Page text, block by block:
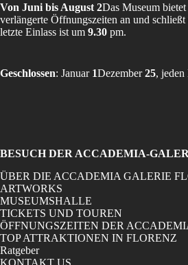
Von Juni bis August 2Das Museum bietet
verlängerte Öffnungszeiten an und
letzte Einlass ist um 9.30 pm.
Geschlossen: Januar 1Dezember25, jeden
BESUCH DER ACCADEMIA-
ÜBER DIE ACCADEMIA GALERIE
ARTWORKS
MUSEUMSHALLE
TICKETS UND TOUREN
ÖFFNUNGSZEITEN DER
TOP ATTRAKTIONEN IN FLORENZ
Ratgeber